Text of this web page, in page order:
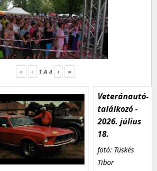
« ‹ 1A 4 › »
Veteránautó-
találkozó -
2026. július
18.
fotó: Tüskés
Tibor